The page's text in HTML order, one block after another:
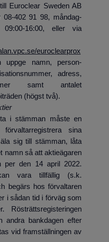
Euroclear Sweden AB
08-402 91 98, måndag-
16:00, eller via
euroclearprox
uppge namn, person-
adress,
samt antalet
(högst två).
i stämman måste en
sina
sig till stämman, låta
namn så att aktieägaren
per den 14 april 2022.
vara tillfällig (s.k.
begärs hos förvaltaren
i sådan tid i förväg som
Rösträttsregisteringen
andra bankdagen efter
vid framställningen av